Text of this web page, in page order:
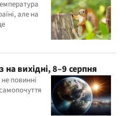
але на
на вихідні, 8–9 серпня
повинні